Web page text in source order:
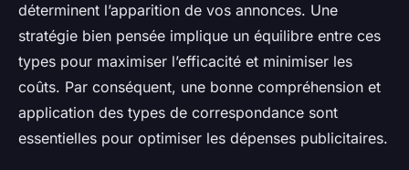
déterminent l’apparition de vos annonces. Une
stratégie bien pensée implique un équilibre entre ces
types pour maximiser l’efficacité et minimiser les
coûts. Par conséquent, une bonne compréhension et
application des types de correspondance sont
essentielles pour optimiser les dépenses publicitaires.